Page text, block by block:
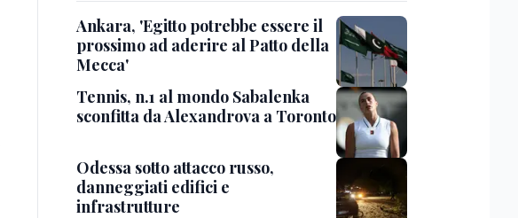
Ankara, 'Egitto potrebbe essere il
prossimo ad aderire al Patto della
Mecca'
Tennis, n.1 al mondo Sabalenka
sconfitta da Alexandrova a Toronto
Odessa sotto attacco russo,
danneggiati edifici e
infrastrutture